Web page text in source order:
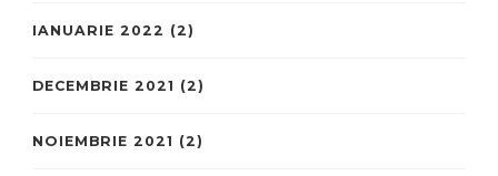
IANUARIE 2022 (2)
DECEMBRIE 2021 (2)
NOIEMBRIE 2021 (2)